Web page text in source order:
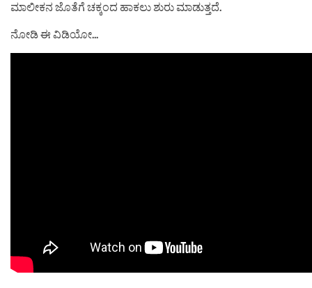
ಮಾಲೀಕನ ಜೊತೆಗೆ ಚಕ್ಕಂದ ಹಾಕಲು ಶುರು ಮಾಡುತ್ತದೆ.
ನೋಡಿ ಈ ವಿಡಿಯೋ…